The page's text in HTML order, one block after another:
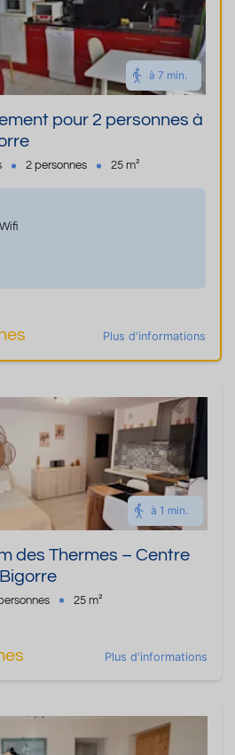
à 7 min.
pour 2 personnes à
2 personnes 25 m²
Plus d'informations
à 1 min.
des Thermes – Centre
25 m²
Plus d'informations